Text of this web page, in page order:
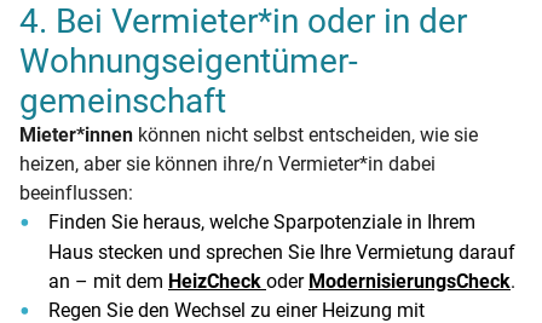
4. Bei Vermieter*in oder in der
Wohnungseigentümer­
gemeinschaft
Mieter*innen können nicht selbst entscheiden, wie sie
heizen, aber sie können ihre/n Vermieter*in dabei
beeinflussen:
Finden Sie heraus, welche Sparpotenziale in Ihrem
Haus stecken und sprechen Sie Ihre Vermietung darauf
an – mit dem HeizCheck oder ModernisierungsCheck.
Regen Sie den Wechsel zu einer Heizung mit